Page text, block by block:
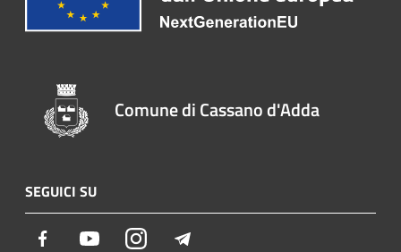
Comune di Cassano d'Adda
SEGUICI SU
Facebook YoutubeInstagram